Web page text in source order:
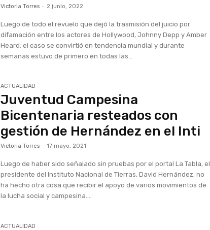
Victoria Torres - 2 junio, 2022
Luego de todo el revuelo que dejó la trasmisión del juicio por
difamación entre los actores de Hollywood, Johnny Depp y Amber
Heard; el caso se convirtió en tendencia mundial y durante
semanas estuvo de primero en todas las...
ACTUALIDAD
Juventud Campesina
Bicentenaria resteados con
gestión de Hernández en el Inti
Victoria Torres - 17 mayo, 2021
Luego de haber sido señalado sin pruebas por el portal La Tabla, el
presidente del Instituto Nacional de Tierras, David Hernández; no
ha hecho otra cosa que recibir el apoyo de varios movimientos de
la lucha social y campesina....
ACTUALIDAD